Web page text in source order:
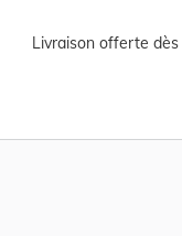
Livraison offerte dès